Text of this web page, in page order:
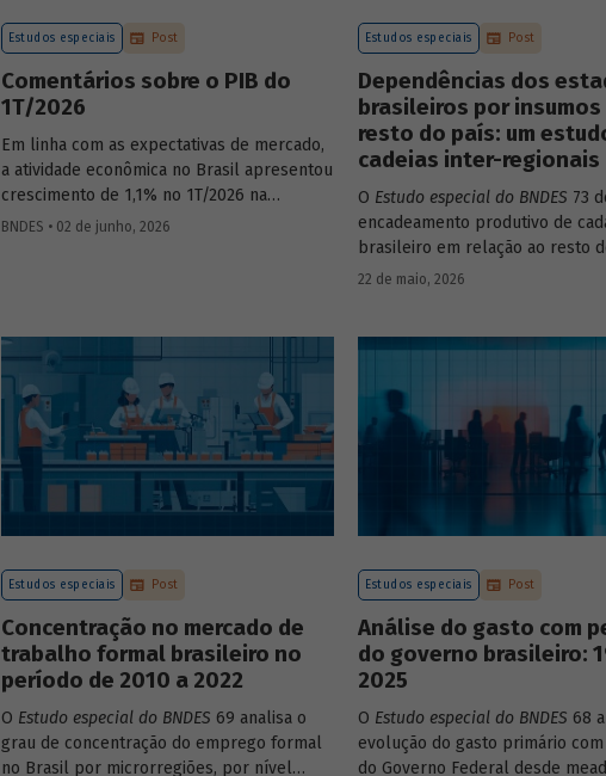
Estudos especiais Post
Comentários sobre o PIB do
1T/2026
Em linha com as expectativas de mercado,
a atividade econômica no Brasil apresentou
crescimento de 1,1% no 1T/2026 na
comparação com o trimestre
BNDES 74.
BNDES • 02 de junho, 2026
Estudos especiais Post
Dependências dos
brasileiros por insumos
resto do país: um
cadeias inter-regionais
O Estudo especial do BNDES 73
encadeamento produtivo de
brasileiro em relação ao resto
analisando seu nível de
demais. Para isso usa uma
construção de matrizes de
estaduais.
22 de maio, 2026
Estudos especiais Post
Concentração no mercado de
trabalho formal brasileiro no
período de 2010 a 2022
O Estudo especial do BNDES 69 analisa o
grau de concentração do emprego formal
no Brasil por microrregiões, por nível
Estudos especiais Post
Análise do gasto com
do governo brasileiro:
2025
O Estudo especial do BNDES 68
evolução do gasto primário
do Governo Federal desde